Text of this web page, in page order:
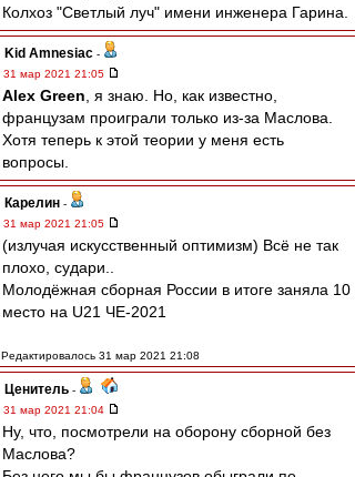
Колхоз "Светлый луч" имени инженера Гарина.
Kid Amnesiac -
31 мар 2021 21:05
Alex Green , я знаю. Но, как известно,
французам проиграли только из-за Маслова.
Хотя теперь к этой теории у меня есть
вопросы.
Карелин -
31 мар 2021 21:05
(излучая искусственный оптимизм) Всё не так
плохо, судари..
Молодёжная сборная России в итоге заняла 10
место на U21 ЧЕ-2021
Редактировалось 31 мар 2021 21:08
Ценитель -
31 мар 2021 21:04
Ну, что, посмотрели на оборону сборной без
Маслова?